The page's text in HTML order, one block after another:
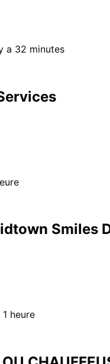
a 32 minutes
Smiles
1 heure